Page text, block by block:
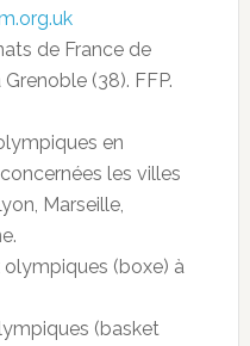
de France de
(38). FFP.
en
les villes
Marseille,
(boxe) à
(basket